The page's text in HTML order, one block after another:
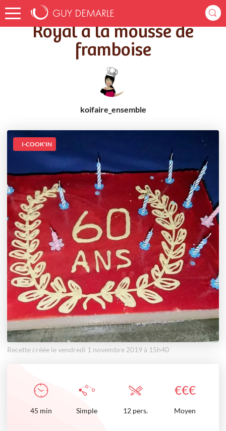
Accueil Recettes Royal à la mousse de framboise
Royal à la mousse de
framboise
koifaire_ensemble
I-COOK'IN
Recette créée le vendredi 1 novembre 2019 à 15h40
€€€
45 min Simple 12 pers. Moyen